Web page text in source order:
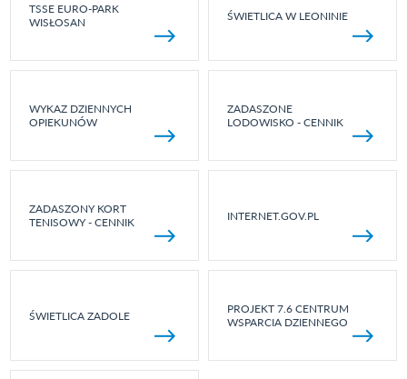
TSSE EURO-PARK
WISŁOSAN
ŚWIETLICA W LEONINIE
WYKAZ DZIENNYCH
OPIEKUNÓW
ZADASZONE
LODOWISKO - CENNIK
ZADASZONY KORT
TENISOWY - CENNIK
INTERNET.GOV.PL
ŚWIETLICA ZADOLE
PROJEKT 7.6 CENTRUM
WSPARCIA DZIENNEGO